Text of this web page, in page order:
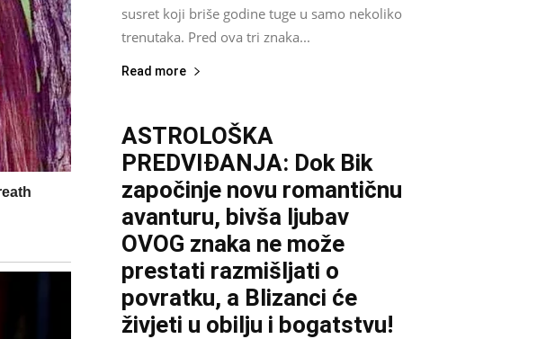
susret koji briše godine tuge u samo nekoliko
trenutaka. Pred ova tri znaka...
Read more
ASTROLOŠKA
PREDVIĐANJA: Dok Bik
započinje novu romantičnu
avanturu, bivša ljubav
OVOG znaka ne može
prestati razmišljati o
povratku, a Blizanci će
živjeti u obilju i bogatstvu!